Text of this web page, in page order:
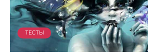
ТЕСТЫ